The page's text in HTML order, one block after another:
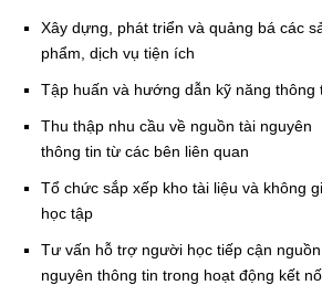
Xây dựng, phát triển và quảng bá các
phẩm, dịch vụ tiện ích
Tập huấn và hướng dẫn kỹ năng thông
Thu thập nhu cầu về nguồn tài nguyên
thông tin từ các bên liên quan
Tổ chức sắp xếp kho tài liệu và không
học tập
Tư vấn hỗ trợ người học tiếp cận
nguyên thông tin trong hoạt động kết